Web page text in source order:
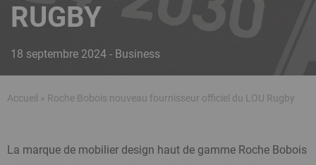
RUGBY
18 septembre 2024 - Business
Fil
Accueil Roche Bobois nouveau fournisseur officiel du LOU Rugby
La marque de mobilier design haut de gamme Roche Bobois